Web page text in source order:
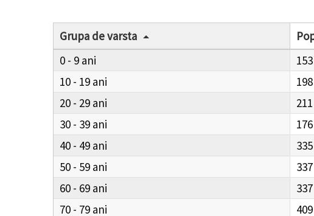
Grupa de varsta
0 - 9
153
10 - 19
198
20 - 29
211
30 - 39
176
40 - 49
335
50 - 59
337
60 - 69
337
70 - 79
409